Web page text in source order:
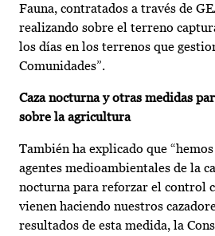
Fauna, contratados a través de
realizando sobre el terreno
los días en los terrenos que
Comunidades”.
Caza nocturna y otras medidas
sobre la agricultura
También ha explicado que
agentes medioambientales de la
nocturna para reforzar el control
vienen haciendo nuestros
resultados de esta medida, la